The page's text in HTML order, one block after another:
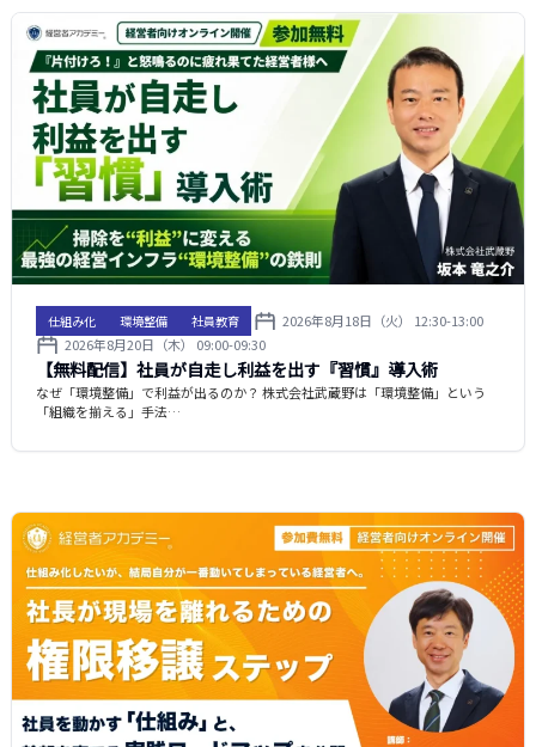
仕組み化 環境整備 社員教育
2026年8月18日（火） 12:30-13:00
2026年8月20日（木） 09:00-09:30
【無料配信】社員が自走し利益を出す『習慣』導入術
なぜ「環境整備」で利益が出るのか？ 株式会社武蔵野は「環境整備」という
「組織を揃える」手法…